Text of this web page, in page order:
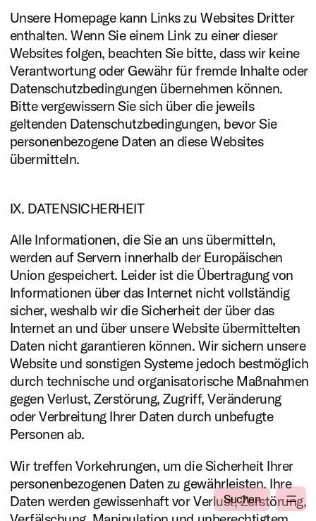
Unsere Homepage kann Links zu Websites Dritter
enthalten. Wenn Sie einem Link zu einer dieser
Websites folgen, beachten Sie bitte, dass wir keine
Verantwortung oder Gewähr für fremde Inhalte oder
Datenschutzbedingungen übernehmen können.
Bitte vergewissern Sie sich über die jeweils
geltenden Datenschutzbedingungen, bevor Sie
personenbezogene Daten an diese Websites
übermitteln.
IX. DATENSICHERHEIT
Alle Informationen, die Sie an uns übermitteln,
werden auf Servern innerhalb der Europäischen
Union gespeichert. Leider ist die Übertragung von
Informationen über das Internet nicht vollständig
sicher, weshalb wir die Sicherheit der über das
Internet an und über unsere Website übermittelten
Daten nicht garantieren können. Wir sichern unsere
Website und sonstigen Systeme jedoch bestmöglich
durch technische und organisatorische Maßnahmen
gegen Verlust, Zerstörung, Zugriff, Veränderung
oder Verbreitung Ihrer Daten durch unbefugte
Personen ab.
Wir treffen Vorkehrungen, um die Sicherheit Ihrer
personenbezogenen Daten zu gewährleisten. Ihre
Daten werden gewissenhaft vor Verlust, Zerstörung,
Suchen